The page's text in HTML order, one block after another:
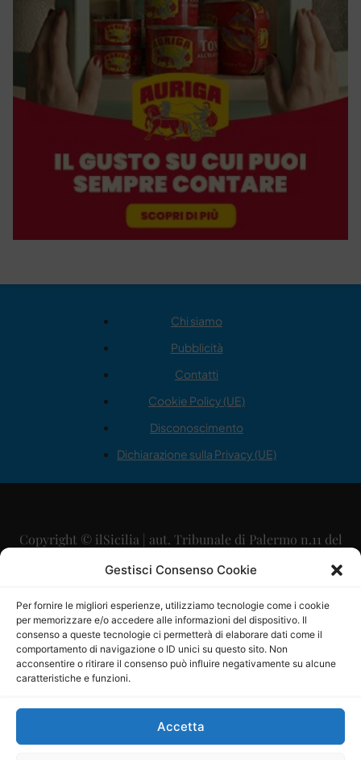
Gestisci Consenso Cookie
Per fornire le migliori esperienze, utilizziamo tecnologie come i cookie
per memorizzare e/o accedere alle informazioni del dispositivo. Il
consenso a queste tecnologie ci permetterà di elaborare dati come il
comportamento di navigazione o ID unici su questo sito. Non
acconsentire o ritirare il consenso può influire negativamente su alcune
caratteristiche e funzioni.
Accetta
Chi siamo
Pubblicità
Contatti
Cookie Policy (UE)
Disconoscimento
Dichiarazione sulla Privacy (UE)
Copyright © ilSicilia | aut. Tribunale di Palermo n.11 del
29/09/2015
Direttore Editoriale: Maurizio Scaglione
Direttore Responsabile: Maria Calabrese
P.IVA: 06334930820
Mercurio Comunicazione Società Cooperativa a r.l. è